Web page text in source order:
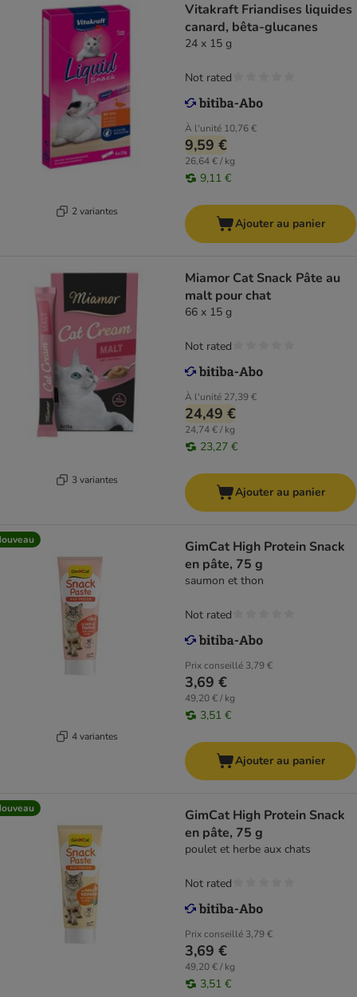
2 variantes
Vitakraft Friandises liquides
canard, bêta-glucanes
24 x 15 g
À l'unité 10,76 €
9,59 €
26,64 € / kg
9,11 €
Not rated
Ajouter au panier
3 variantes
Miamor Cat Snack Pâte au
malt pour chat
66 x 15 g
À l'unité 27,39 €
24,49 €
24,74 € / kg
23,27 €
Not rated
Ajouter au panier
4 variantes
GimCat High Protein Snack
en pâte, 75 g
saumon et thon
Prix conseillé 3,79 €
3,69 €
49,20 € / kg
3,51 €
Not rated
Ajouter au panier
GimCat High Protein Snack
en pâte, 75 g
poulet et herbe aux chats
Prix conseillé 3,79 €
3,69 €
49,20 € / kg
3,51 €
Not rated